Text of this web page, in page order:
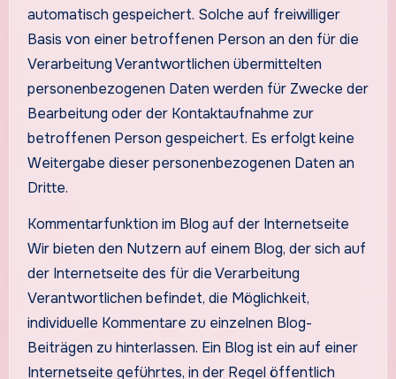
automatisch gespeichert. Solche auf freiwilliger
Basis von einer betroffenen Person an den für die
Verarbeitung Verantwortlichen übermittelten
personenbezogenen Daten werden für Zwecke der
Bearbeitung oder der Kontaktaufnahme zur
betroffenen Person gespeichert. Es erfolgt keine
Weitergabe dieser personenbezogenen Daten an
Dritte.
Kommentarfunktion im Blog auf der Internetseite
Wir bieten den Nutzern auf einem Blog, der sich auf
der Internetseite des für die Verarbeitung
Verantwortlichen befindet, die Möglichkeit,
individuelle Kommentare zu einzelnen Blog-
Beiträgen zu hinterlassen. Ein Blog ist ein auf einer
Internetseite geführtes, in der Regel öffentlich